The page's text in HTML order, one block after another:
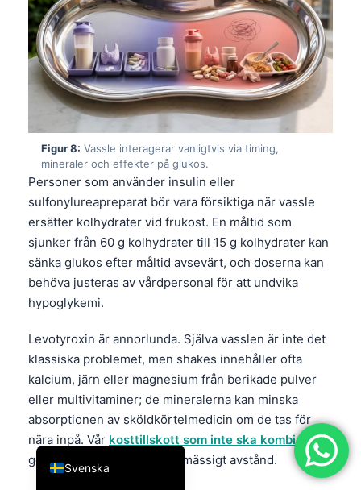
Figur 8: Vassle interagerar vanligtvis via timing,
mineraler och effekter på glukos.
Personer som använder insulin eller
sulfonylureapreparat bör vara försiktiga när vassle
ersätter kolhydrater vid frukost. En måltid som
sjunker från 60 g kolhydrater till 15 g kolhydrater kan
sänka glukos efter måltid avsevärt, och doserna kan
behöva justeras av vårdpersonal för att undvika
hypoglykemi.
Levotyroxin är annorlunda. Själva vasslen är inte det
klassiska problemet, men shakes innehåller ofta
kalcium, järn eller magnesium från berikade pulver
eller multivitaminer; de mineralerna kan minska
absorptionen av sköldkörtelmedicin om de tas för
nära inpå. Vår kosttillskott som inte ska kombineras
ger en praktisk ram för tidsmässigt avstånd.
Svenska
English
Deutsch
العربية
Français
עִבְרִית
Italiano
Español
Português
Ελληνικά
Türkçe
简体中文
فارسی
Български
Dansk
Nederlands
हिन्दी